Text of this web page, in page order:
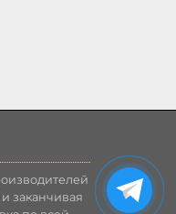
заканчивая